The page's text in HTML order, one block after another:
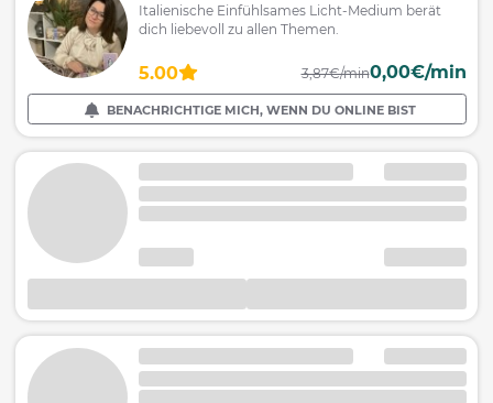
Italienische Einfühlsames Licht-Medium berät
dich liebevoll zu allen Themen.
5.00 3,87€/min0,00€/min
BENACHRICHTIGE MICH, WENN DU ONLINE BIST